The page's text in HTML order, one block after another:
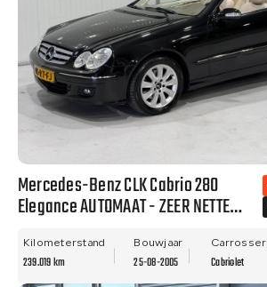
Mercedes-Benz CLK Cabrio 280
Elegance AUTOMAAT - ZEER NETTE
Kilometerstand
239.019 km
Bouwjaar
25-08-2005 Cabriolet